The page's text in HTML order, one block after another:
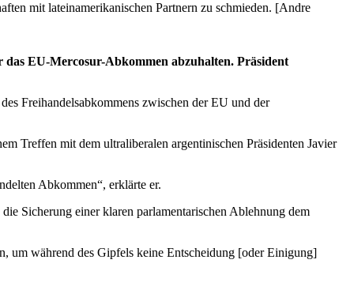
mit lateinamerikanischen Partnern zu schmieden. [Andre
das EU-Mercosur-Abkommen abzuhalten. Präsident
Freihandelsabkommens zwischen der EU und der
Treffen mit dem ultraliberalen argentinischen Präsidenten Javier
Abkommen“, erklärte er.
Sicherung einer klaren parlamentarischen Ablehnung dem
um während des Gipfels keine Entscheidung [oder Einigung]